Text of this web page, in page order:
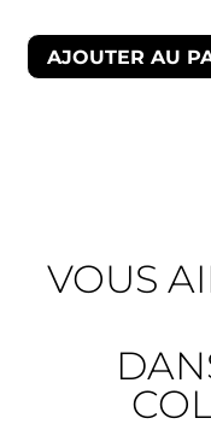
AJOUTER AU
VOUS